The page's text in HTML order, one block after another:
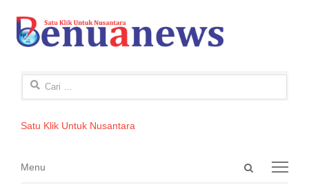
Cari
Satu Klik Untuk Nusantara
Open
Menu
Menu